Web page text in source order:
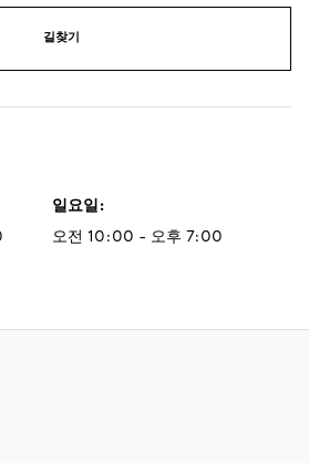
길찾기
일요일:
오전 10:00 - 오후 7:00